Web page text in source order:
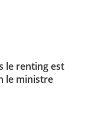
le renting est
le ministre